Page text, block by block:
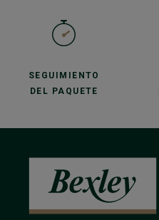
SEGUIMIENTO
DEL PAQUETE